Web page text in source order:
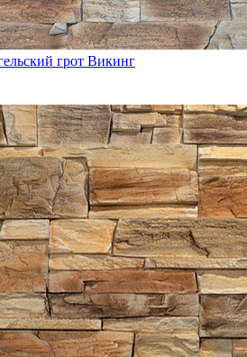
грот Викинг